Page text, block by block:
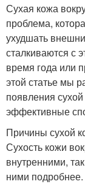
Сухая кожа
проблема,
ухудшать
сталкиваются с
время года или
этой статье мы
появления
эффективные
Причины сухой
Сухость кожи
внутренними,
ними подробнее.